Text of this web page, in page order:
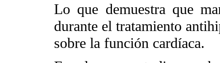
Lo que demuestra que
durante el tratamiento
sobre la función cardíaca.